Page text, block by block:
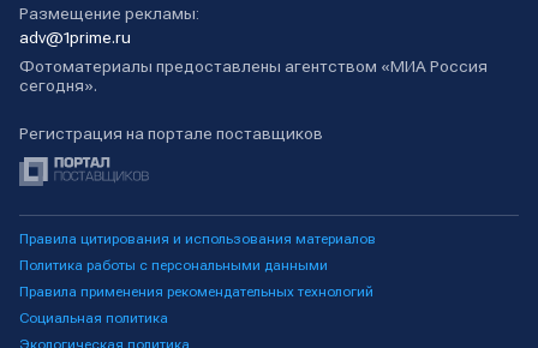
Размещение рекламы:
adv@1prime.ru
Фотоматериалы предоставлены агентством «МИА Россия
сегодня».
Регистрация на портале поставщиков
Правила цитирования и использования материалов
Политика работы с персональными данными
Правила применения рекомендательных технологий
Социальная политика